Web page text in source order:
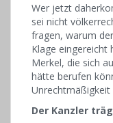
Wer jetzt
sei nicht
fragen, warum
Klage eingereicht
Merkel, die sich
hätte berufen
Der Kanzler